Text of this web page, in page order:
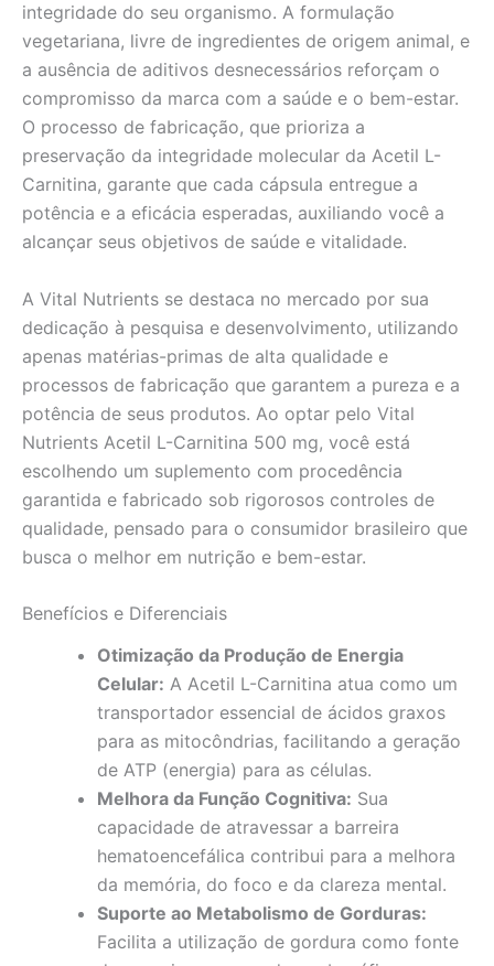
integridade do seu organismo. A formulação
vegetariana, livre de ingredientes de origem animal, e
a ausência de aditivos desnecessários reforçam o
compromisso da marca com a saúde e o bem-estar.
O processo de fabricação, que prioriza a
preservação da integridade molecular da Acetil L-
Carnitina, garante que cada cápsula entregue a
potência e a eficácia esperadas, auxiliando você a
alcançar seus objetivos de saúde e vitalidade.
A Vital Nutrients se destaca no mercado por sua
dedicação à pesquisa e desenvolvimento, utilizando
apenas matérias-primas de alta qualidade e
processos de fabricação que garantem a pureza e a
potência de seus produtos. Ao optar pelo Vital
Nutrients Acetil L-Carnitina 500 mg, você está
escolhendo um suplemento com procedência
garantida e fabricado sob rigorosos controles de
qualidade, pensado para o consumidor brasileiro que
busca o melhor em nutrição e bem-estar.
Benefícios e Diferenciais
Otimização da Produção de Energia
Celular: A Acetil L-Carnitina atua como um
transportador essencial de ácidos graxos
para as mitocôndrias, facilitando a geração
de ATP (energia) para as células.
Melhora da Função Cognitiva: Sua
capacidade de atravessar a barreira
hematoencefálica contribui para a melhora
da memória, do foco e da clareza mental.
Suporte ao Metabolismo de Gorduras:
Facilita a utilização de gordura como fonte